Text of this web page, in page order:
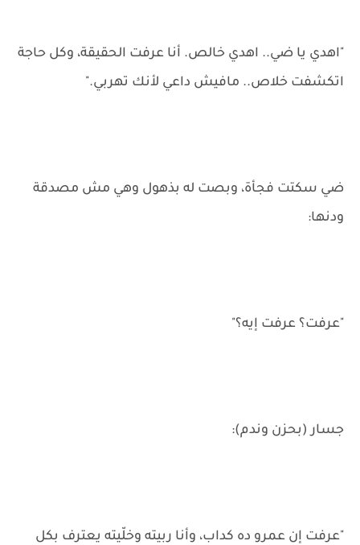
"اهدي يا ضي.. اهدي خالص. أنا عرفت الحقيقة، وكل حاجة
اتكشفت خلاص.. مافيش داعي لأنك تهربي."
ضي سكتت فجأة، وبصت له بذهول وهي مش مصدقة
ودنها:
"عرفت؟ عرفت إيه؟"
جسار (بحزن وندم):
"عرفت إن عمرو ده كداب، وأنا ربيته وخلّيته يعترف بكل